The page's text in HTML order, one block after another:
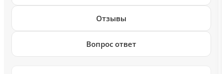
Отзывы
Вопрос ответ